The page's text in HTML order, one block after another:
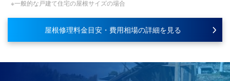
※一般的な戸建て住宅の屋根サイズの場合
屋根修理料金目安・費用相場の詳細を見る